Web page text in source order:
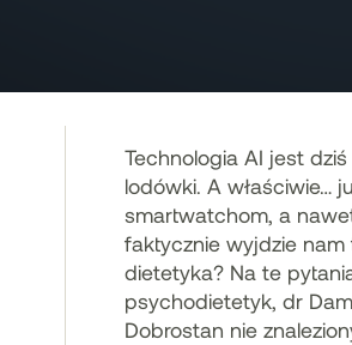
Technologia AI jest
lodówki. A właściwie…
smartwatchom, a
faktycznie wyjdzie
dietetyka? Na te
psychodietetyk, dr
Dobrostan nie